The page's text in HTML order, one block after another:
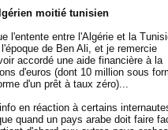
moitié tunisien
l'entente entre l'Algérie et la
de Ben Ali, et je remercie
accordé une aide financière à la
d'euros (dont 10 million sous
d'un prêt à taux zéro)...
en réaction à certains
quand un pays arabe doit faire